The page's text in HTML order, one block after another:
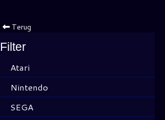
Terug
Filter
Atari
Nintendo
SEGA